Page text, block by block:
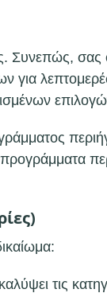
Συνεπώς,
για
τις